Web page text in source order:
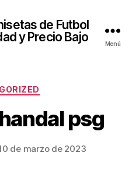
de Futbol
y Precio Bajo
Menú
Categorías
psg
de marzo de 2023